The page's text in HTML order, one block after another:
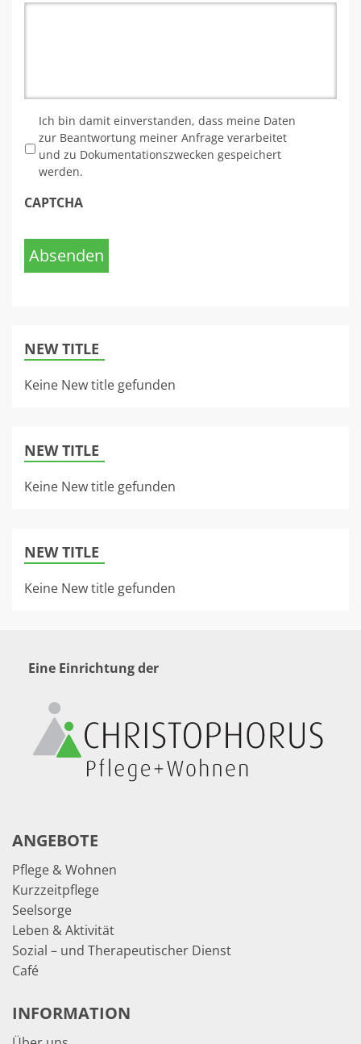
Ich bin damit einverstanden, dass meine Daten
zur Beantwortung meiner Anfrage verarbeitet
und zu Dokumentationszwecken gespeichert
werden.
CAPTCHA
Absenden
NEW TITLE
Keine New title gefunden
NEW TITLE
Keine New title gefunden
NEW TITLE
Keine New title gefunden
Eine Einrichtung der
ANGEBOTE
Pflege & Wohnen
Kurzzeitpflege
Seelsorge
Leben & Aktivität
Sozial – und Therapeutischer Dienst
Café
INFORMATION